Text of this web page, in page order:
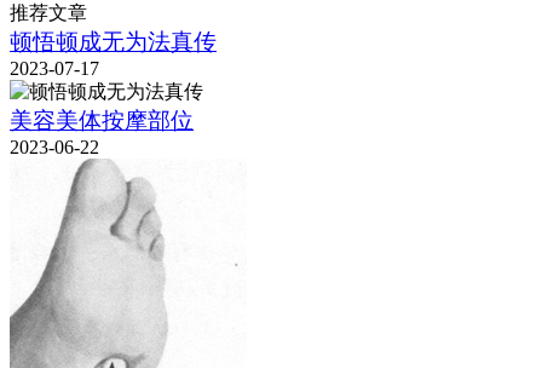
推荐文章
顿悟顿成无为法真传
2023-07-17
美容美体按摩部位
2023-06-22